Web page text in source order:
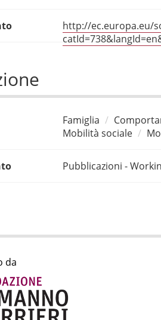
http://ec.europa.eu/
Famiglia
Mobilità sociale
Pubblicazioni -
da